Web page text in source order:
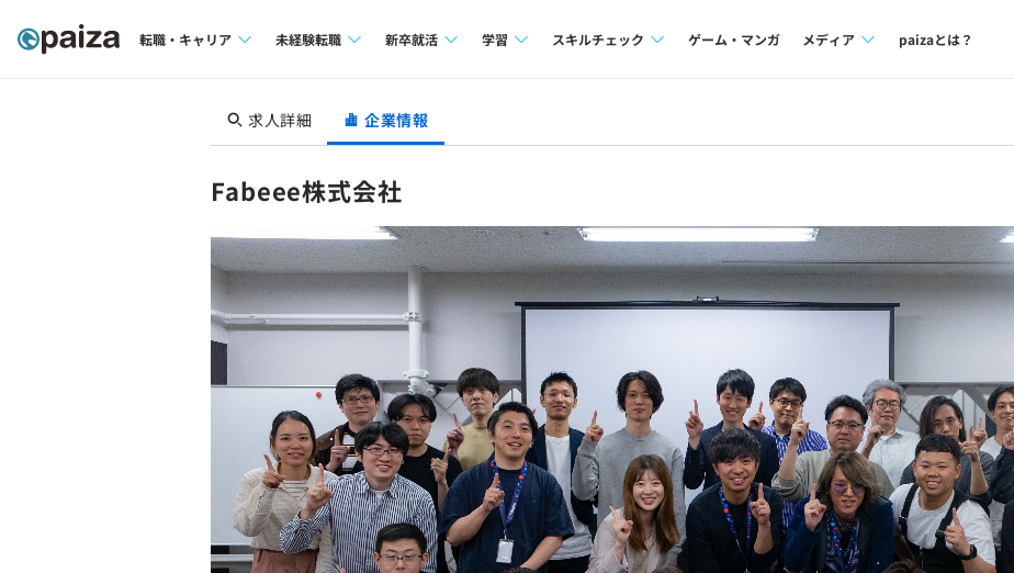
転職・キャリア
転職成功ガイド
転職エージェント
未経験転職
求人検索
転職成功ガイド
新卒就活
本選考
新卒エージェント
イベント・セミナー
インタビュー
就活成功ガイド
学習
ナレッジ
リファレンス
個人向けプラン
法人向けプラン
学校向けプラン
契約内容・クーポン
スキルチェック
再チャレンジ結果一覧
ゲーム・マンガ メディア paizaとは？
求人詳細 企業情報
Fabeee株式会社